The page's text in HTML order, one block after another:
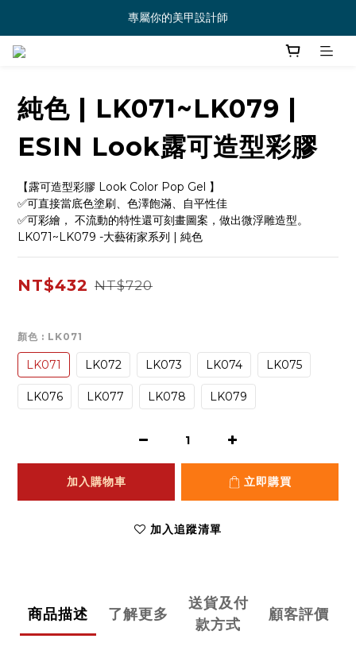
專屬你的美甲設計師
純色 | LK071~LK079 |
ESIN Look露可造型彩膠
【露可造型彩膠 Look Color Pop Gel 】
✅可直接當底色塗刷、色澤飽滿、自平性佳
✅可彩繪， 不流動的特性還可刻畫圖案，做出微浮雕造型。
LK071~LK079 -大藝術家系列 | 純色
NT$432 NT$720
顏色 : LK071
LK071 LK072 LK073 LK074 LK075
LK076 LK077 LK078 LK079
加入購物車 立即購買
加入追蹤清單
商品描述 了解更多
送貨及付
款方式
顧客評價